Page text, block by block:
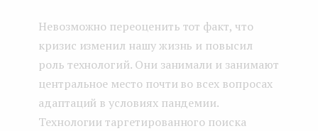
Невозможно переоценить тот факт, что
кризис изменил нашу жизнь и повысил
роль технологий. Они занимали и занимают
центральное место почти во всех вопросах
адаптаций в условиях пандемии.
Технологии таргетированного поиска